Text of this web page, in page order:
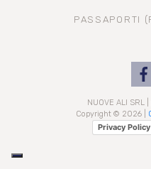
PASSAPORTI
NUOVE ALI SRL
Copyright © 2026 |
Privacy Policy